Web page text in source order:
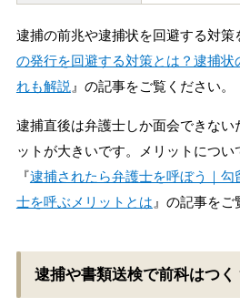
逮捕の前兆や逮捕状を回避する対策
の発行を回避する対策とは？逮捕
れも解説 』の記事をご覧ください。
逮捕直後は弁護士しか面会できない
ットが大きいです。メリットにつ
『逮捕されたら弁護士を呼ぼう｜
士を呼ぶメリットとは 』の記事をご
逮捕や書類送検で前科はつく